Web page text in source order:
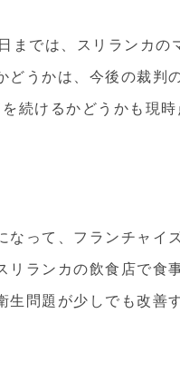
までは、スリランカ
どうかは、今後の裁判
続けるかどうかも現時
なって、フランチャイ
リランカの飲食店で
生問題が少しでも改善